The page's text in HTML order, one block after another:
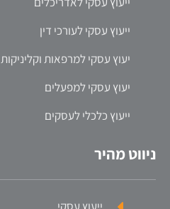
ניווט מהיר
ייעוץ עסקי לעורכי דין
יעוץ עסקי למרפאות וקליניקות
יעוץ עסקי למפעלים
ייעוץ כלכלי לעסקים